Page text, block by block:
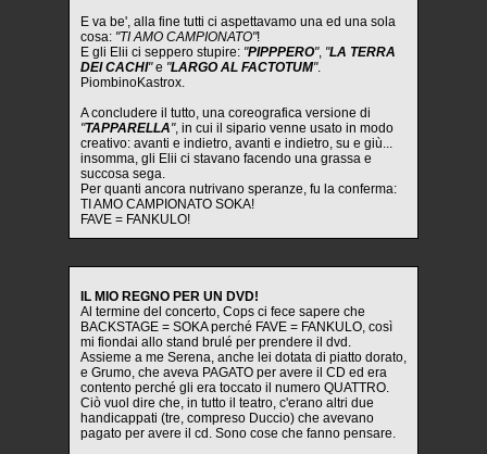
E va be', alla fine tutti ci aspettavamo una ed una sola
cosa: "TI AMO CAMPIONATO"!
E gli Elii ci seppero stupire: "PIPPPERO", "LA TERRA
DEI CACHI"e "LARGO AL FACTOTUM".
PiombinoKastrox.
A concludere il tutto, una coreografica versione di
"TAPPARELLA", in cui il sipario venne usato in modo
creativo: avanti e indietro, avanti e indietro, su e giù...
insomma, gli Elii ci stavano facendo una grassa e
succosa sega.
Per quanti ancora nutrivano speranze, fu la conferma:
TI AMO CAMPIONATO SOKA!
FAVE = FANKULO!
IL MIO REGNO PER UN DVD!
Al termine del concerto, Cops ci fece sapere che
BACKSTAGE = SOKA perché FAVE = FANKULO, così
mi fiondai allo stand brulé per prendere il dvd.
Assieme a me Serena, anche lei dotata di piatto dorato,
e Grumo, che aveva PAGATO per avere il CD ed era
contento perché gli era toccato il numero QUATTRO.
Ciò vuol dire che, in tutto il teatro, c'erano altri due
handicappati (tre, compreso Duccio) che avevano
pagato per avere il cd. Sono cose che fanno pensare.